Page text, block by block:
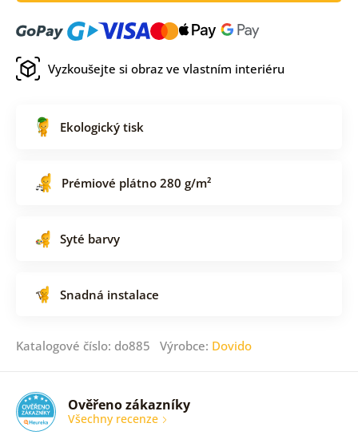
Vyzkoušejte si obraz ve vlastním interiéru
Ekologický tisk
Prémiové plátno 280 g/m²
Syté barvy
Snadná instalace
Katalogové číslo: do885 Výrobce: Dovido
Ověřeno zákazníky
Všechny recenze